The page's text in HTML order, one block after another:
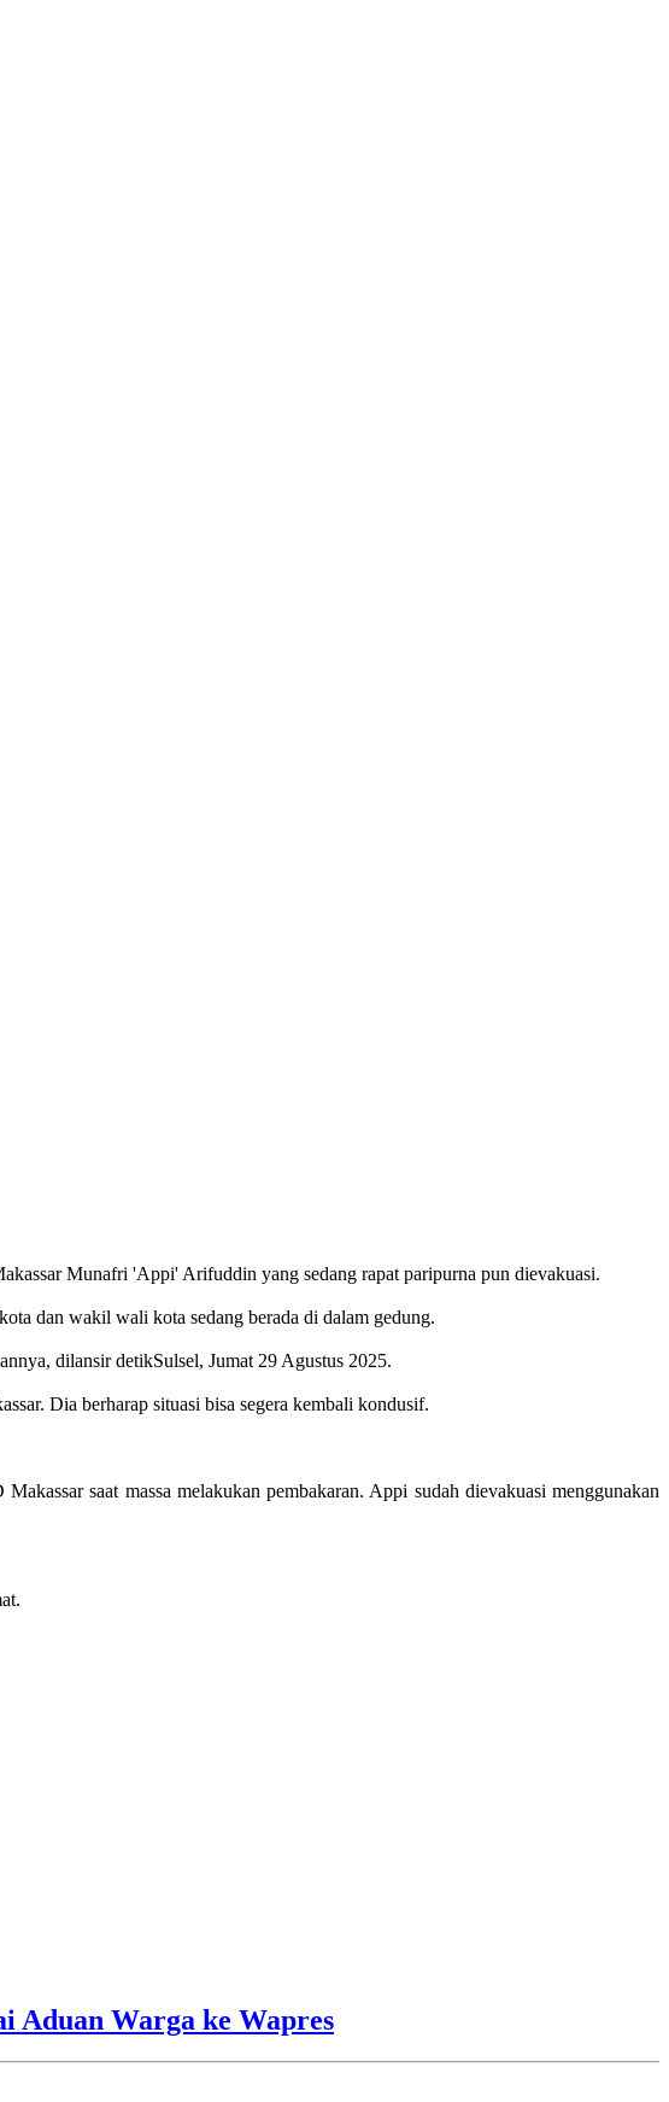
Munafri 'Appi' Arifuddin yang sedang rapat paripurna pun dievakuasi.
dan wakil wali kota sedang berada di dalam gedung.
dilansir detikSulsel, Jumat 29 Agustus 2025.
Dia berharap situasi bisa segera kembali kondusif.
saat massa melakukan pembakaran. Appi sudah dievakuasi menggunakan
Aduan Warga ke Wapres